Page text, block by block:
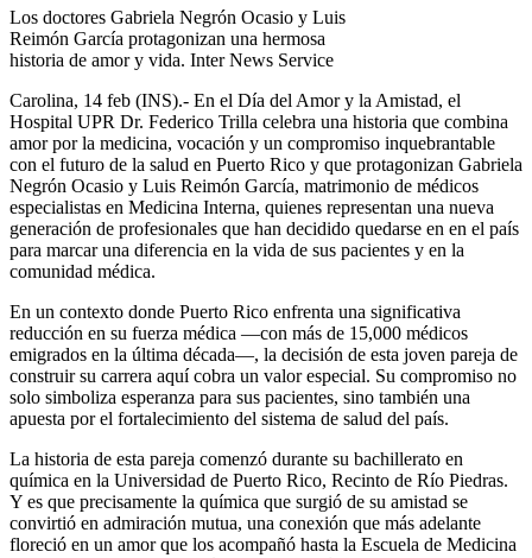
Los doctores Gabriela Negrón Ocasio y Luis
Reimón García protagonizan una hermosa
historia de amor y vida. Inter News Service
Carolina, 14 feb (INS).- En el Día del Amor y la Amistad, el
Hospital UPR Dr. Federico Trilla celebra una historia que combina
amor por la medicina, vocación y un compromiso inquebrantable
con el futuro de la salud en Puerto Rico y que protagonizan Gabriela
Negrón Ocasio y Luis Reimón García, matrimonio de médicos
especialistas en Medicina Interna, quienes representan una nueva
generación de profesionales que han decidido quedarse en en el país
para marcar una diferencia en la vida de sus pacientes y en la
comunidad médica.
En un contexto donde Puerto Rico enfrenta una significativa
reducción en su fuerza médica —con más de 15,000 médicos
emigrados en la última década—, la decisión de esta joven pareja de
construir su carrera aquí cobra un valor especial. Su compromiso no
solo simboliza esperanza para sus pacientes, sino también una
apuesta por el fortalecimiento del sistema de salud del país.
La historia de esta pareja comenzó durante su bachillerato en
química en la Universidad de Puerto Rico, Recinto de Río Piedras.
Y es que precisamente la química que surgió de su amistad se
convirtió en admiración mutua, una conexión que más adelante
floreció en un amor que los acompañó hasta la Escuela de Medicina